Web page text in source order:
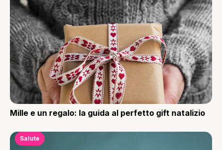
Mille e un regalo: la guida al perfetto gift natalizio
Salute